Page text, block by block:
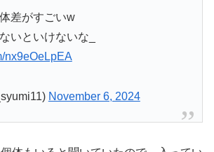
差がすごいw
いといけないな_
nx9eOeLpEA
November 6, 2024